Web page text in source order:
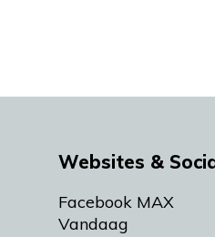
Websites &
Facebook MAX
Vandaag